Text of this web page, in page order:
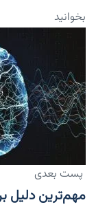
بخوانید
پست بعدی
مهم‌ترین دلیل